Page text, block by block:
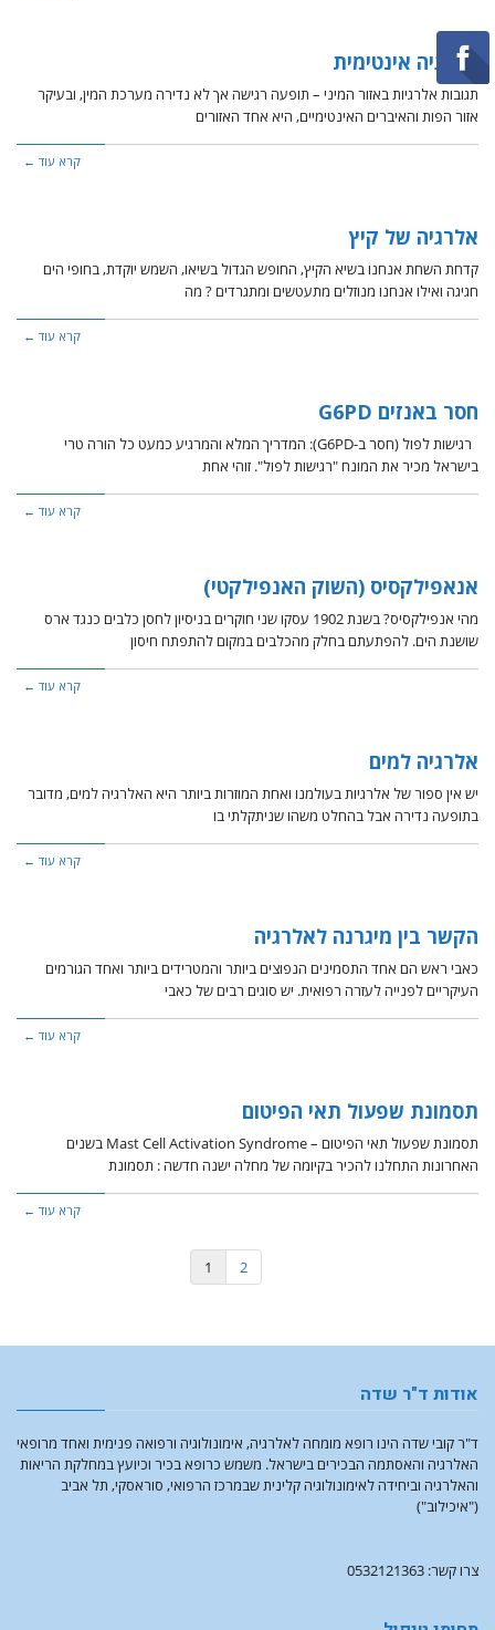
אלרגיה אינטימית
תגובות אלרגיות באזור המיני – תופעה רגישה אך לא נדירה מערכת המין, ובעיקר
אזור הפות והאיברים האינטימיים, היא אחד האזורים
קרא עוד ←
אלרגיה של קיץ
קדחת השחת אנחנו בשיא הקיץ, החופש הגדול בשיאו, השמש יוקדת, בחופי הים
חגיגה ואילו אנחנו מנוזלים מתעטשים ומתגרדים ? מה
קרא עוד ←
חסר באנזים G6PD
​רגישות לפול (חסר ב-G6PD): המדריך המלא והמרגיע ​כמעט כל הורה טרי
בישראל מכיר את המונח "רגישות לפול". זוהי אחת
קרא עוד ←
אנאפילקסיס (השוק האנפילקטי)
מהי אנפילקסיס? בשנת 1902 עסקו שני חוקרים בניסיון לחסן כלבים כנגד ארס
שושנת הים. להפתעתם בחלק מהכלבים במקום להתפתח חיסון
קרא עוד ←
אלרגיה למים
יש אין ספור של אלרגיות בעולמנו ואחת המוזרות ביותר היא האלרגיה למים, מדובר
בתופעה נדירה אבל בהחלט משהו שניתקלתי בו
קרא עוד ←
הקשר בין מיגרנה לאלרגיה
כאבי ראש הם אחד התסמינים הנפוצים ביותר והמטרידים ביותר ואחד הגורמים
העיקריים לפנייה לעזרה רפואית. יש סוגים רבים של כאבי
קרא עוד ←
תסמונת שפעול תאי הפיטום
תסמונת שפעול תאי הפיטום – Mast Cell Activation Syndrome בשנים
האחרונות התחלנו להכיר בקיומה של מחלה ישנה חדשה : תסמונת
קרא עוד ←
1 2
אודות ד"ר שדה
ד"ר קובי שדה הינו רופא מומחה לאלרגיה, אימונולוגיה ורפואה פנימית ואחד מרופאי
האלרגיה והאסתמה הבכירים בישראל. משמש כרופא בכיר וכיועץ במחלקת הריאות
והאלרגיה וביחידה לאימונולוגיה קלינית שבמרכז הרפואי, סוראסקי, תל אביב
("איכילוב")
צרו קשר: 0532121363